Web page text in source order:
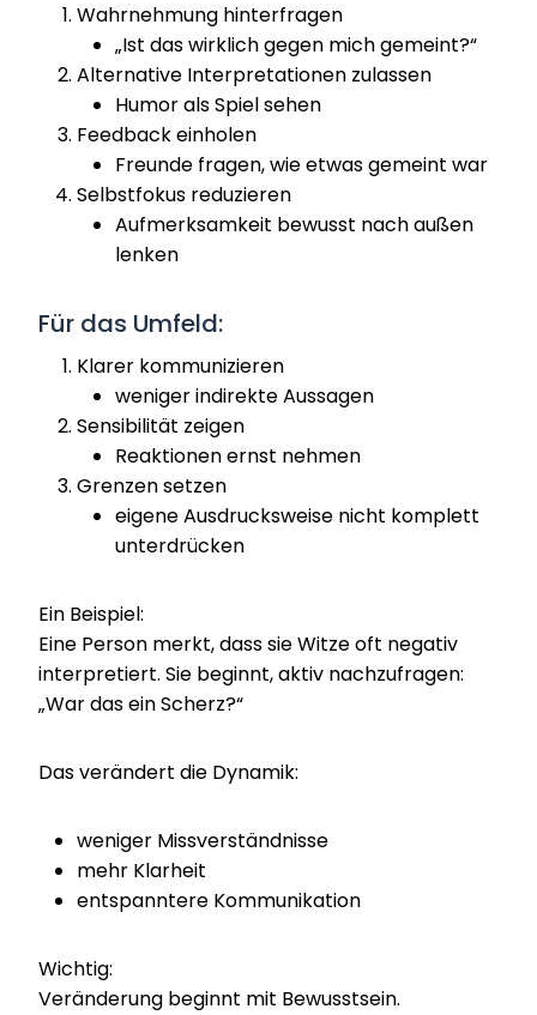
Wahrnehmung hinterfragen
„Ist das wirklich gegen mich gemeint?“
Alternative Interpretationen zulassen
Humor als Spiel sehen
Feedback einholen
Freunde fragen, wie etwas gemeint war
Selbstfokus reduzieren
Aufmerksamkeit bewusst nach außen
lenken
Für das Umfeld:
Klarer kommunizieren
weniger indirekte Aussagen
Sensibilität zeigen
Reaktionen ernst nehmen
Grenzen setzen
eigene Ausdrucksweise nicht komplett
unterdrücken
Ein Beispiel:
Eine Person merkt, dass sie Witze oft negativ
interpretiert. Sie beginnt, aktiv nachzufragen:
„War das ein Scherz?“
Das verändert die Dynamik:
weniger Missverständnisse
mehr Klarheit
entspanntere Kommunikation
Wichtig:
Veränderung beginnt mit Bewusstsein.